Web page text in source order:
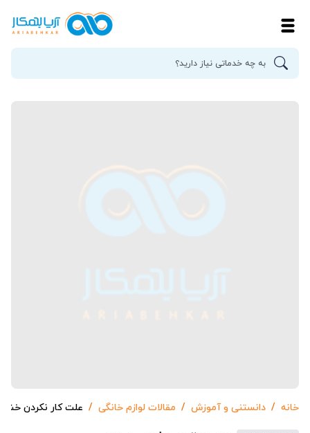
خانه دانستنی و آموزش مقالات لوازم خانگی علت کار نکردن